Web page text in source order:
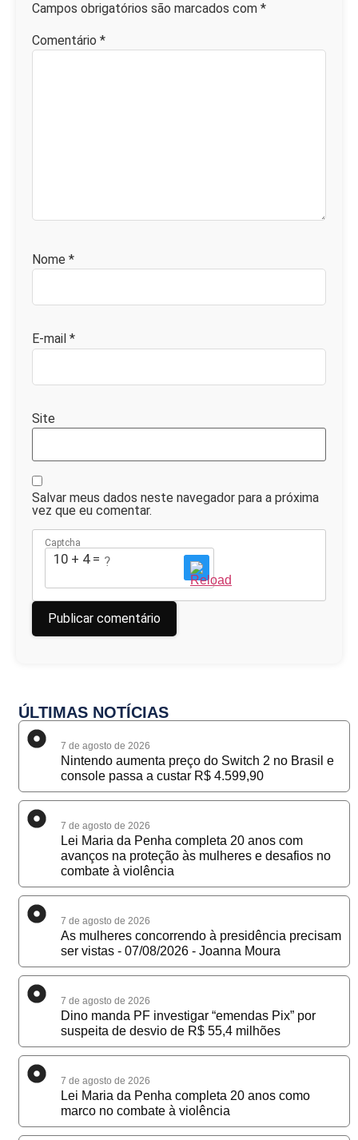
Campos obrigatórios são marcados com *
Comentário *
Nome *
E-mail *
Site
Salvar meus dados neste navegador para a próxima
vez que eu comentar.
Captcha
10 + 4 = ?
ÚLTIMAS NOTÍCIAS
7 de agosto de 2026
Nintendo aumenta preço do Switch 2 no Brasil e
console passa a custar R$ 4.599,90
7 de agosto de 2026
Lei Maria da Penha completa 20 anos com
avanços na proteção às mulheres e desafios no
combate à violência
7 de agosto de 2026
As mulheres concorrendo à presidência precisam
ser vistas - 07/08/2026 - Joanna Moura
7 de agosto de 2026
Dino manda PF investigar “emendas Pix” por
suspeita de desvio de R$ 55,4 milhões
7 de agosto de 2026
Lei Maria da Penha completa 20 anos como
marco no combate à violência